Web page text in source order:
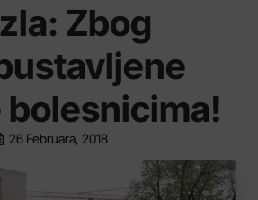
Zbog
26 Februara, 2018